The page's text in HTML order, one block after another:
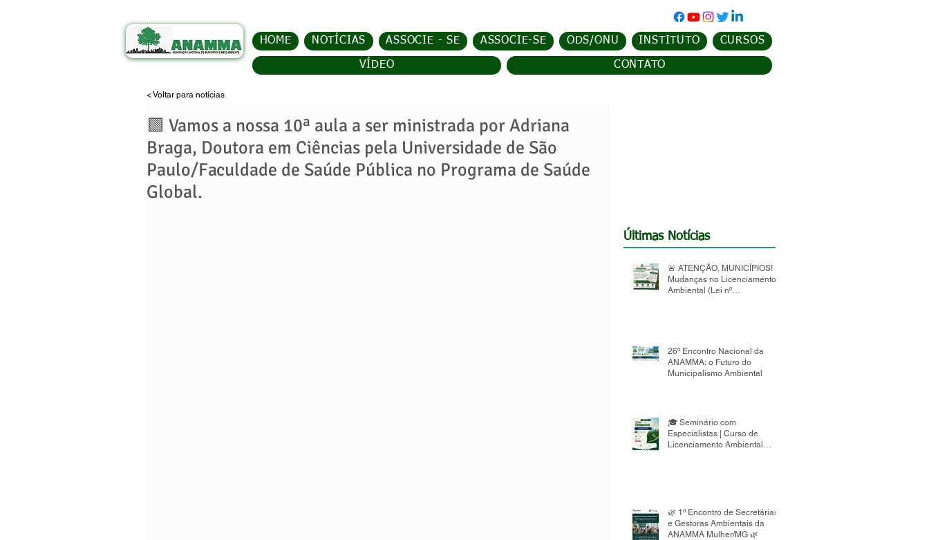
HOME NOTÍCIAS ASSOCIE - SE ASSOCIE-SE ODS/ONU INSTITUTO CURSOS
VÍDEO CONTATO
🟩 Vamos a nossa 10ª aula a ser ministrada por Adriana
Braga, Doutora em Ciências pela Universidade de São
Paulo/Faculdade de Saúde Pública no Programa de Saúde
Global.
< Voltar para notícias
Últimas Notícias
🚨 ATENÇÃO, MUNICÍPIOS! 🚨
Mudanças no Licenciamento
Ambiental (Lei nº
26º Encontro Nacional da
ANAMMA: o Futuro do
Municipalismo Ambiental
🎓 Seminário com
Especialistas | Curso de
Licenciamento Ambiental
🌿 1º Encontro de Secretárias
e Gestoras Ambientais da
ANAMMA Mulher/MG 🌿